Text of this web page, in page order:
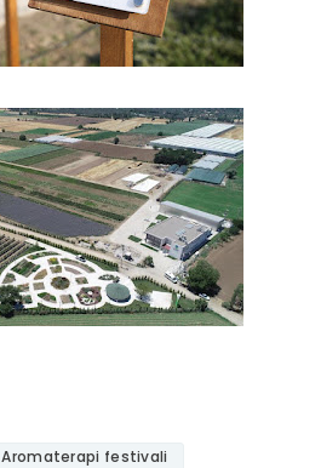
Aromaterapi festivali